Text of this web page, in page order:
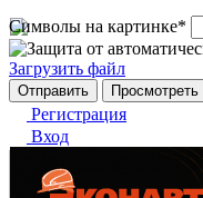
Символы на картинке*
Загрузить файл
Регистрация
Вход